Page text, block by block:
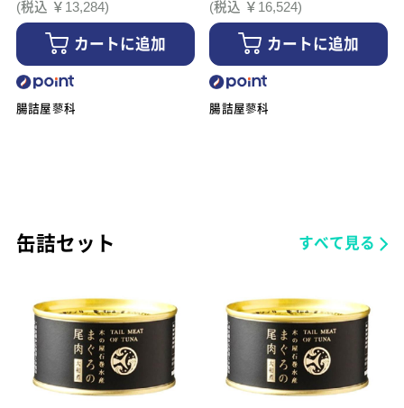
(税込 ￥13,284)
カートに追加
腸詰屋蓼科
(税込 ￥16,524)
カートに追加
腸詰屋蓼科
缶詰セット すべて見る